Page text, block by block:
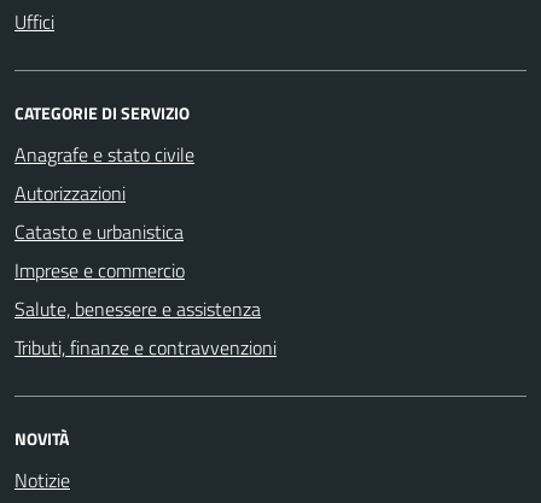
Uffici
CATEGORIE DI SERVIZIO
Anagrafe e stato civile
Autorizzazioni
Catasto e urbanistica
Imprese e commercio
Salute, benessere e assistenza
Tributi, finanze e contravvenzioni
NOVITÀ
Notizie